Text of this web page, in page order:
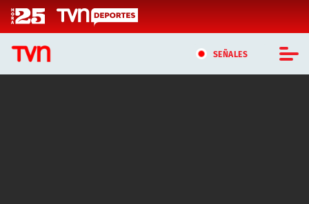
Click acá para ir directamente al contenido
SEÑALES